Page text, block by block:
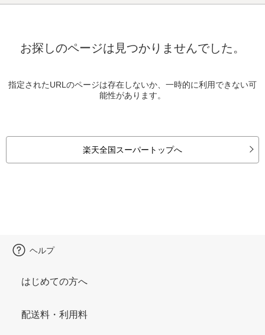
お探しのページは見つかりませんでした。
指定されたURLのページは存在しないか、一時的に利用できない可
能性があります。
楽天全国スーパートップへ
ヘルプ
はじめての方へ
配送料・利用料